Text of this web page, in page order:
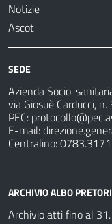
Notizie
Ascot
SEDE
Azienda Socio-
via Giosuè Carducci,
PEC:
E-mail:
Centralino: 0783.3171
ARCHIVIO ALBO
Archivio atti fino al